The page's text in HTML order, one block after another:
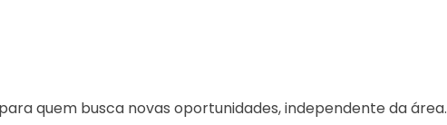
quem busca novas oportunidades, independente da área.